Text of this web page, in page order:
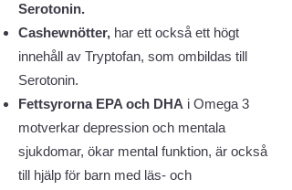
Serotonin.
Cashewnötter, har ett också ett högt
innehåll av Tryptofan, som ombildas till
Serotonin.
Fettsyrorna EPA och DHA i Omega 3
motverkar depression och mentala
sjukdomar, ökar mental funktion, är också
till hjälp för barn med läs- och